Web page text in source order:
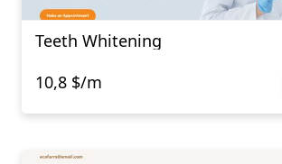
Teeth Whitening
10,8 $/m